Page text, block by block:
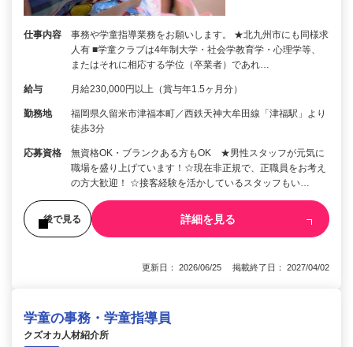
仕事内容
事務や学童指導業務をお願いします。 ★北九州市にも同様求
人有 ■学童クラブは4年制大学・社会学教育学・心理学等、
またはそれに相応する学位（卒業者）であれ…
給与 月給230,000円以上（賞与年1.5ヶ月分）
勤務地
福岡県久留米市津福本町／西鉄天神大牟田線「津福駅」より
徒歩3分
応募資格
無資格OK・ブランクある方もOK ★男性スタッフが元気に
職場を盛り上げています！☆現在非正規で、正職員をお考え
の方大歓迎！ ☆接客経験を活かしているスタッフもい…
後で見る 詳細を見る
更新日： 2026/06/25 掲載終了日： 2027/04/02
学童の事務・学童指導員
クズオカ人材紹介所